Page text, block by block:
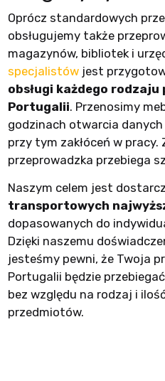
Oprócz standardowych
obsługujemy także
magazynów, bibliotek i
specjalistówjest
obsługi każdego
Portugalii. Przenosimy
godzinach otwarcia
przy tym zakłóceń w
przeprowadzka przebiega
Naszym celem jest
transportowych
dopasowanych do
Dzięki naszemu
jesteśmy pewni, że Twoja
Portugalii będzie
bez względu na rodzaj i
przedmiotów.